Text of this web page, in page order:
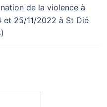
de la violence à
et 25/11/2022 à St Dié